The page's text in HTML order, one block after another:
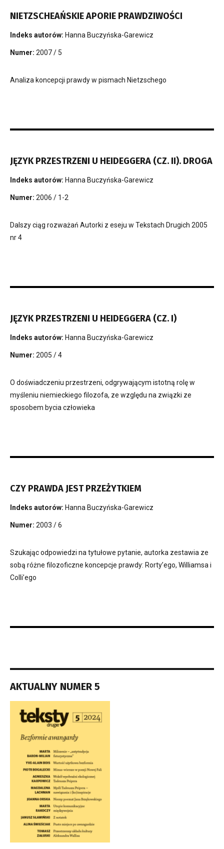
NIETZSCHEAŃSKIE APORIE PRAWDZIWOŚCI
Indeks autorów: Hanna Buczyńska-Garewicz
Numer: 2007 / 5
Analiza koncepcji prawdy w pismach Nietzschego
JĘZYK PRZESTRZENI U HEIDEGGERA (CZ. II). DROGA
Indeks autorów: Hanna Buczyńska-Garewicz
Numer: 2006 / 1-2
Dalszy ciąg rozważań Autorki z eseju w Tekstach Drugich 2005
nr 4
JĘZYK PRZESTRZENI U HEIDEGGERA (CZ. I)
Indeks autorów: Hanna Buczyńska-Garewicz
Numer: 2005 / 4
O doświadczeniu przestrzeni, odgrywającym istotną rolę w
myśleniu niemieckiego filozofa, ze względu na związki ze
sposobem bycia człowieka
CZY PRAWDA JEST PRZEŻYTKIEM
Indeks autorów: Hanna Buczyńska-Garewicz
Numer: 2003 / 6
Szukając odpowiedzi na tytułowe pytanie, autorka zestawia ze
sobą różne filozoficzne koncepcje prawdy: Rorty’ego, Williamsa i
Colli’ego
AKTUALNY NUMER 5